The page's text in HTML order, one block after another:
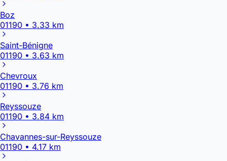
Boz
01190 • 3.33 km
Saint-Bénigne
01190 • 3.63 km
Chevroux
01190 • 3.76 km
Reyssouze
01190 • 3.84 km
Chavannes-sur-Reyssouze
01190 • 4.17 km